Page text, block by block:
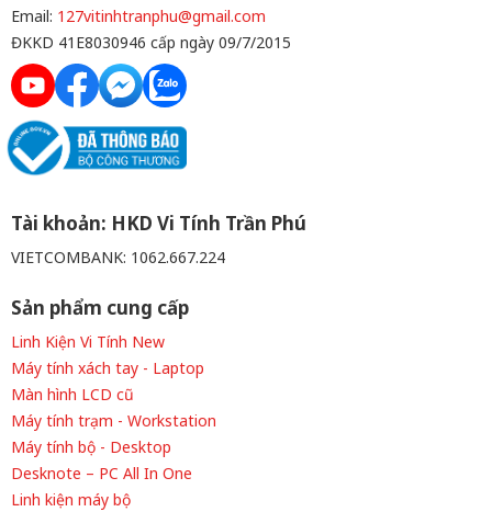
Email: 127vitinhtranphu@gmail.com
ĐKKD 41E8030946 cấp ngày 09/7/2015
Tài khoản: HKD Vi Tính Trần Phú
VIETCOMBANK: 1062.667.224
Sản phẩm cung cấp
Linh Kiện Vi Tính New
Máy tính xách tay - Laptop
Màn hình LCD cũ
Máy tính trạm - Workstation
Máy tính bộ - Desktop
Desknote – PC All In One
Linh kiện máy bộ